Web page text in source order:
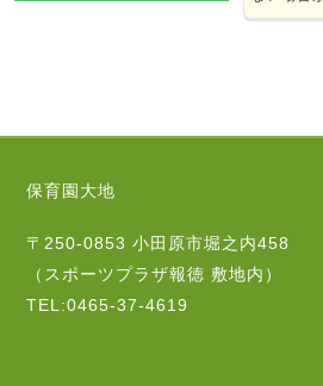
保育園大地
〒250-0853 小田原市堀之内458
（スポーツプラザ報徳 敷地内）
TEL:0465-37-4619